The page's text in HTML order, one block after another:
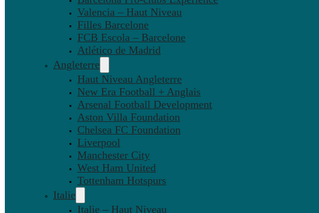
Valencia – Haut Niveau
Filles Barcelone
FCB Escola – Barcelone
Atlético de Madrid
Angleterre
Haut Niveau Angleterre
New Era Football + Anglais
Arsenal Football Development
Aston Villa Foundation
Chelsea FC Foundation
Liverpool
Manchester City
West Ham United
Tottenham Hotspurs
Italie
Italie – Haut Niveau